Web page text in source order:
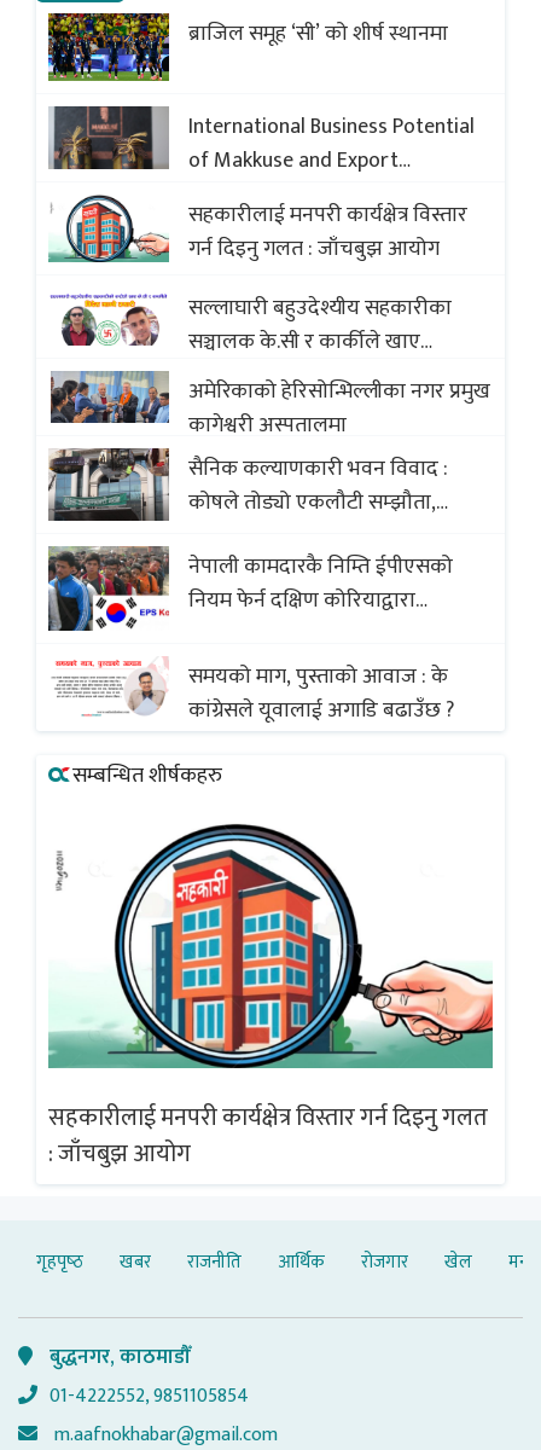
ब्राजिल समूह ‘सी’ को शीर्ष स्थानमा
International Business Potential
of Makkuse and Export
Opportunities of Nepali Sweets
with Global Comparison to
Baklava
सहकारीलाई मनपरी कार्यक्षेत्र विस्तार
गर्न दिइनु गलत : जाँचबुझ आयोग
सल्लाघारी बहुउदेश्यीय सहकारीका
सञ्चालक के.सी र कार्कीले खाए
सदस्यको करोडौं बचत
अमेरिकाको हेरिसोन्भिल्लीका नगर प्रमुख
कागेश्वरी अस्पतालमा
सैनिक कल्याणकारी भवन विवाद :
कोषले तोड्यो एकलौटी सम्झौता,
(भिडियो)
नेपाली कामदारकै निम्ति ईपीएसको
नियम फेर्न दक्षिण कोरियाद्वारा
समयको माग, पुस्ताको आवाज : के
कांग्रेसले यूवालाई अगाडि बढाउँछ ?
सम्बन्धित शीर्षकहरु
सहकारीलाई मनपरी कार्यक्षेत्र विस्तार गर्न दिइनु गलत
: जाँचबुझ आयोग
गृहपृष्‍ठ खबर राजनीति आर्थिक रोजगार खेल
बुद्धनगर, काठमाडौँ
01-4222552, 9851105854
m.aafnokhabar@gmail.com